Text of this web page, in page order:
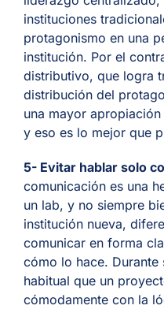
instituciones
protagonismo en una
institución. Por el
distributivo, que logra
distribución del
una mayor
y eso es lo mejor que
5- Evitar hablar solo
comunicación es una
un lab, y no siempre
institución nueva,
comunicar en forma
cómo lo hace. Durante
habitual que un
cómodamente con la